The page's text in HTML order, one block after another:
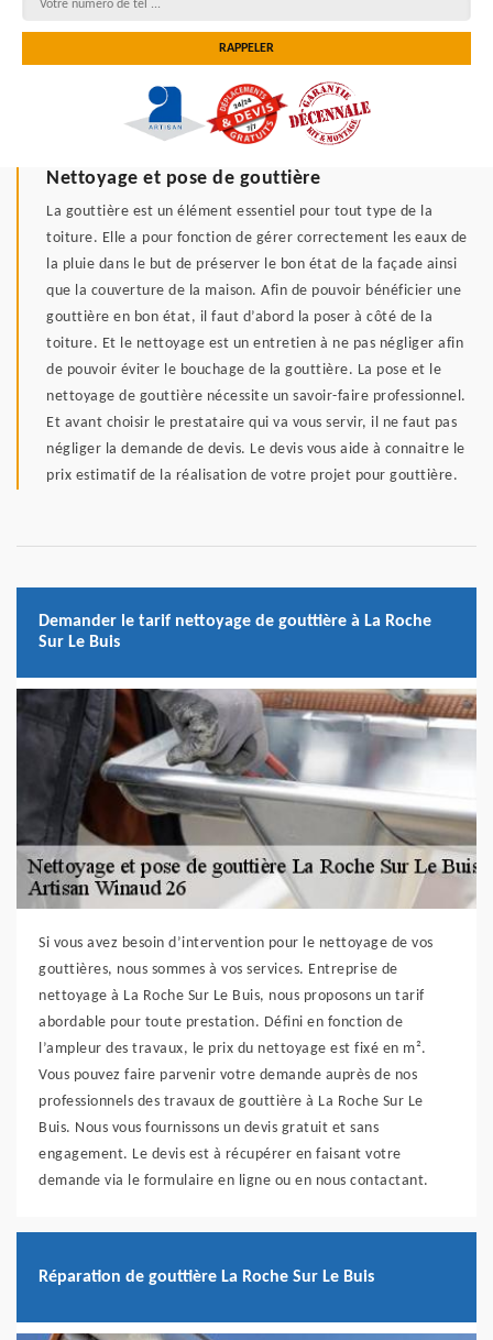
Nettoyage et pose de gouttière
La gouttière est un élément essentiel pour tout type de la
toiture. Elle a pour fonction de gérer correctement les eaux de
la pluie dans le but de préserver le bon état de la façade ainsi
que la couverture de la maison. Afin de pouvoir bénéficier une
gouttière en bon état, il faut d’abord la poser à côté de la
toiture. Et le nettoyage est un entretien à ne pas négliger afin
de pouvoir éviter le bouchage de la gouttière. La pose et le
nettoyage de gouttière nécessite un savoir-faire professionnel.
Et avant choisir le prestataire qui va vous servir, il ne faut pas
négliger la demande de devis. Le devis vous aide à connaitre le
prix estimatif de la réalisation de votre projet pour gouttière.
Demander le tarif nettoyage de gouttière à La Roche
Sur Le Buis
Si vous avez besoin d’intervention pour le nettoyage de vos
gouttières, nous sommes à vos services. Entreprise de
nettoyage à La Roche Sur Le Buis, nous proposons un tarif
abordable pour toute prestation. Défini en fonction de
l’ampleur des travaux, le prix du nettoyage est fixé en m².
Vous pouvez faire parvenir votre demande auprès de nos
professionnels des travaux de gouttière à La Roche Sur Le
Buis. Nous vous fournissons un devis gratuit et sans
engagement. Le devis est à récupérer en faisant votre
demande via le formulaire en ligne ou en nous contactant.
Réparation de gouttière La Roche Sur Le Buis